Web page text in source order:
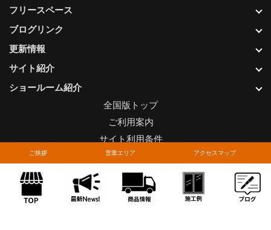
ご挨拶 営業エリア アクセスマップ
更新情報
サイト紹介
ショールーム紹介
フリースペース
ブログリンク
全国版トップ
ご利用案内
サイト利用条件
プライバシーポリシー
関連リンク
お問い合わせについて